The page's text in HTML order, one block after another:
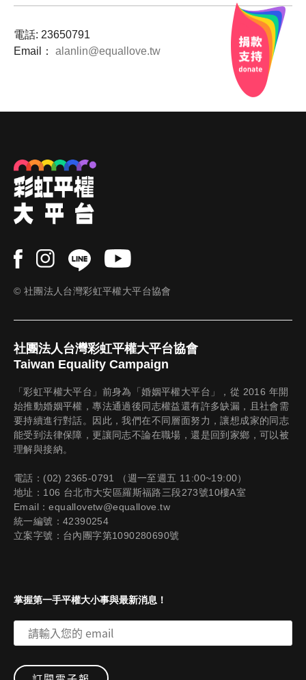
電話: 23650791
Email： alanlin@equallove.tw
© 社團法人台灣彩虹平權大平台協會
社團法人台灣彩虹平權大平台協會
Taiwan Equality Campaign
「彩虹平權大平台」前身為「婚姻平權大平台」，從 2016 年開
始推動婚姻平權，專法通過後同志權益還有許多缺漏，且社會需
要持續進行對話。因此，我們在不同層面努力，讓想成家的同志
能受到法律保障，更讓同志不論在職場，還是回到家鄉，可以被
理解與接納。
電話：(02) 2365-0791 （週一至週五 11:00~19:00）
地址：106 台北市大安區羅斯福路三段273號10樓A室
Email：equallovetw@equallove.tw
統一編號：42390254
立案字號：台內團字第1090280690號
掌握第一手平權大小事與最新消息！